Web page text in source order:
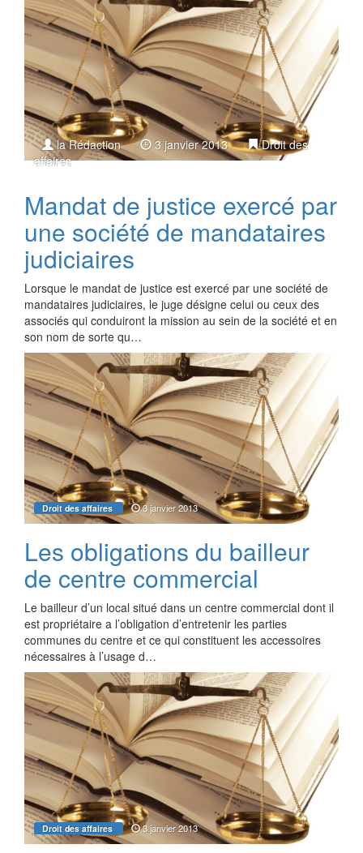
la Rédaction 3 janvier 2013
Droit des
affaires
Mandat de justice exercé par
une société de mandataires
judiciaires
Lorsque le mandat de justice est exercé par une société de
mandataires judiciaires, le juge désigne celui ou ceux des
associés qui conduiront la mission au sein de la société et en
son nom de sorte qu…
Droit des affaires 3 janvier 2013
Les obligations du bailleur
de centre commercial
Le bailleur d’un local situé dans un centre commercial dont il
est propriétaire a l’obligation d’entretenir les parties
communes du centre et ce qui constituent les accessoires
nécessaires à l’usage d…
Droit des affaires 3 janvier 2013